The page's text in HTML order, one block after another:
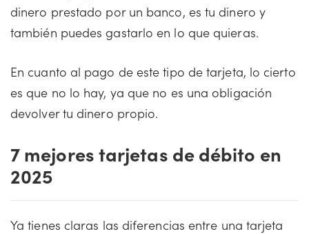
dinero prestado por un banco, es tu dinero y
también puedes gastarlo en lo que quieras.
En cuanto al pago de este tipo de tarjeta, lo cierto
es que no lo hay, ya que no es una obligación
devolver tu dinero propio.
7 mejores tarjetas de débito en
2025
Ya tienes claras las diferencias entre una tarjeta